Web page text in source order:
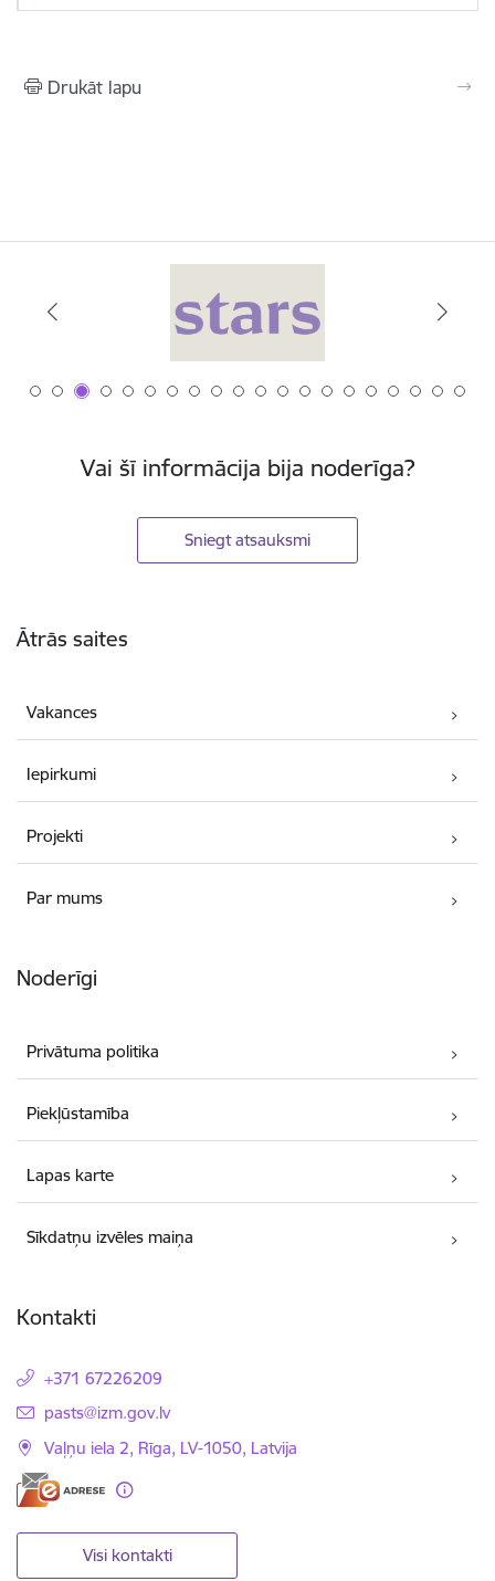
Drukāt lapu
Vai šī informācija bija noderīga?
Sniegt atsauksmi
Ātrās saites
Vakances
Iepirkumi
Projekti
Par mums
Noderīgi
Privātuma politika
Piekļūstamība
Lapas karte
Sīkdatņu izvēles maiņa
Kontakti
+371 67226209
E-pasts:
pasts@izm.gov.lv
Vaļņu iela 2, Rīga, LV-1050, Latvija
Visi kontakti